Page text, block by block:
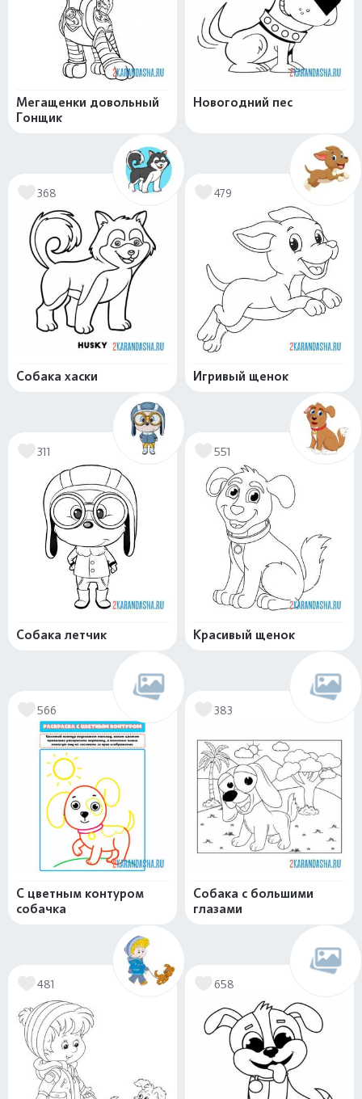
Мегащенки довольный
Гонщик
Новогодний пес
368
Собака хаски
479
Игривый щенок
311
Собака летчик
551
Красивый щенок
566
С цветным контуром
собачка
383
Собака с большими
глазами
481 658